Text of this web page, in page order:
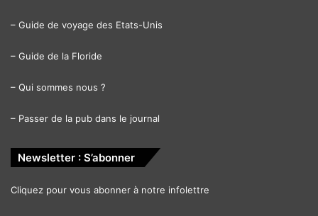
– Guide de voyage des Etats-Unis
– Guide de la Floride
– Qui sommes nous ?
– Passer de la pub dans le journal
Newsletter : S’abonner
Cliquez pour vous abonner à notre infolettre